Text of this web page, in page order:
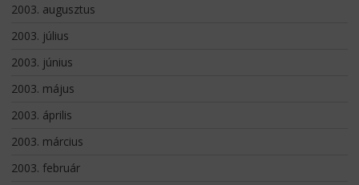
2003. augusztus
2003. július
2003. június
2003. május
2003. április
2003. március
2003. február